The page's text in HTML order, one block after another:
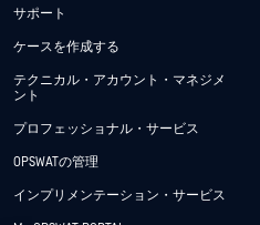
サポート
ケースを作成する
テクニカル・アカウント・マネジメ
ント
プロフェッショナル・サービス
OPSWATの管理
インプリメンテーション・サービス